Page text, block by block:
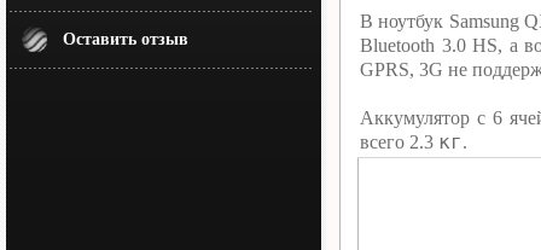
Оставить отзыв
В ноутбук Samsung
Bluetooth 3.0 HS, а
GPRS, 3G не
Аккумулятор c 6
всего 2.3 кг.